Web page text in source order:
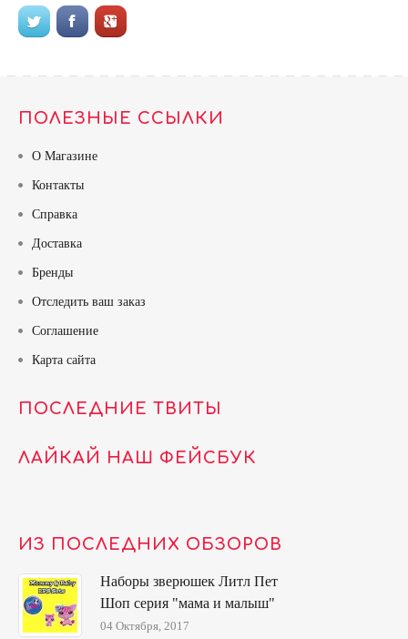
ПОЛЕЗНЫЕ ССЫЛКИ
О Магазине
Контакты
Справка
Доставка
Бренды
Отследить ваш заказ
Соглашение
Карта сайта
ПОСЛЕДНИЕ ТВИТЫ
ЛАЙКАЙ НАШ ФЕЙСБУК
ИЗ ПОСЛЕДНИХ ОБЗОРОВ
Наборы зверюшек Литл Пет
Шоп серия "мама и малыш"
04 Октября, 2017